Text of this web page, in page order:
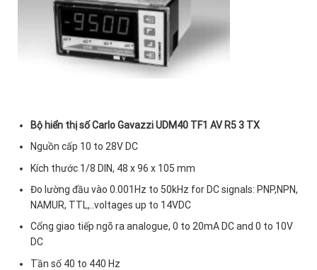
Bộ hiển thị số Carlo Gavazzi UDM40 TF1 AV R5 3 TX
Nguồn cấp 10 to 28V DC
Kích thước 1/8 DIN, 48 x 96 x 105 mm
Đo lường đầu vào 0.001Hz to 50kHz for DC signals: PNP,NPN,
NAMUR, TTL,..voltages up to 14VDC
Cổng giao tiếp ngõ ra analogue, 0 to 20mA DC and 0 to 10V
DC
Tần số 40 to 440 Hz